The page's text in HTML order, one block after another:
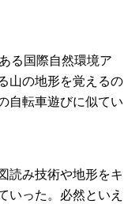
る国際自然環境ア
山の地形を覚えるの
自転車遊びに似てい
読み技術や地形をキ
いった。必然といえ